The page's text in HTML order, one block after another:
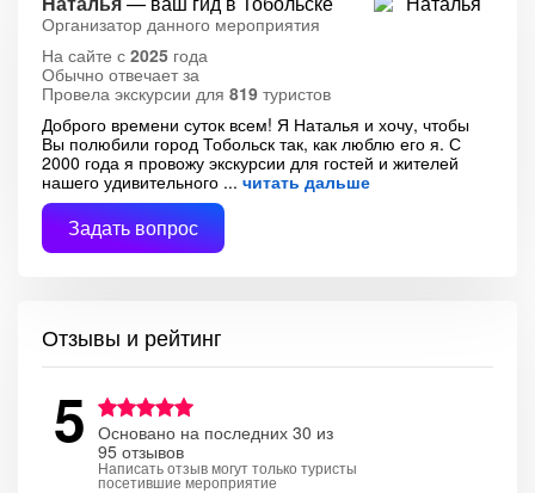
Организатор данного мероприятия
На сайте с 2025 года
Обычно отвечает за
Провела экскурсии для 819 туристов
Доброго времени суток всем! Я Наталья и хочу, чтобы
Вы полюбили город Тобольск так, как люблю его я. С
2000 года я провожу экскурсии для гостей и жителей
нашего удивительного
читать дальше
Задать вопрос
Отзывы и рейтинг
5 Основано на последних 30 из
95 отзывов
Написать отзыв могут только туристы
посетившие мероприятие